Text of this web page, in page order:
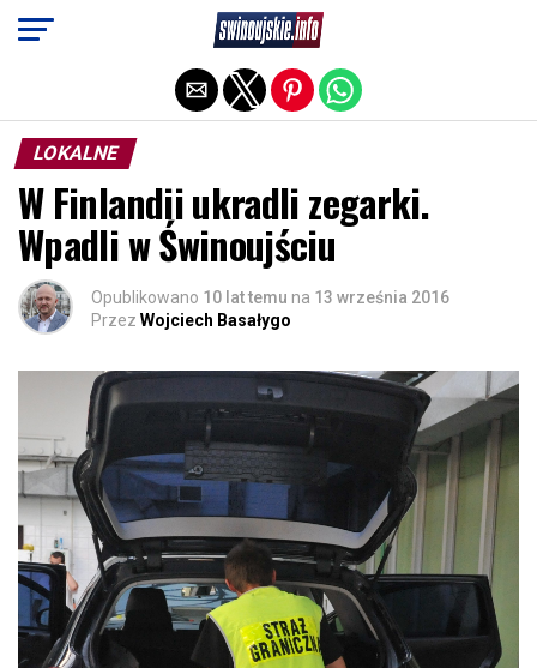
LOKALNE
W Finlandii ukradli zegarki.
Wpadli w Świnoujściu
Opublikowano 10 lat temu na 13 września 2016
Przez Wojciech Basałygo
Exit mobile version